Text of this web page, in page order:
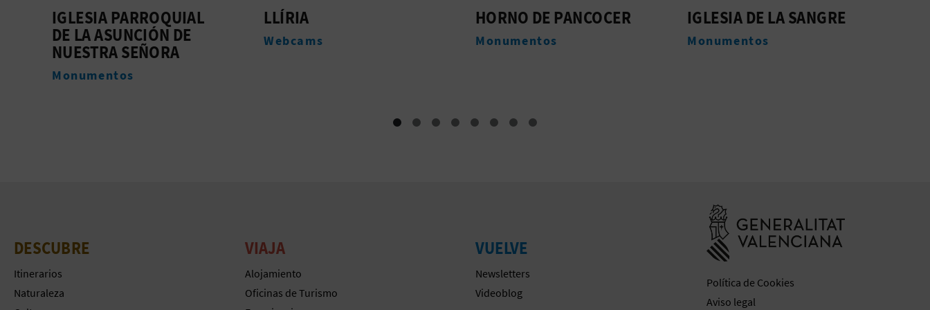
LLÍRIA
Webcams
HORNO DE PANCOCER
Monumentos
IGLESIA DE LA SANGRE
Monumentos
IGLESIA DEL BUEN
PASTOR
DESCUBRE
Itinerarios
Naturaleza
VIAJA
Alojamiento
Oficinas de Turismo
VUELVE
Newsletters
Videoblog
Política de Cookies
Aviso legal